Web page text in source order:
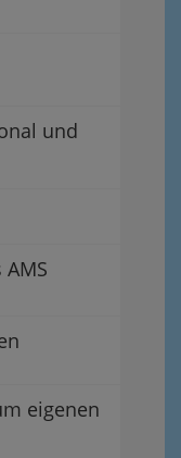
und
eigenen